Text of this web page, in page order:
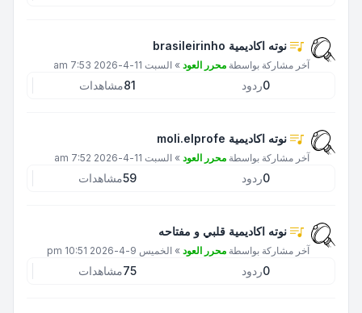
نوته اكاديمية brasileirinho
آخر مشاركة بواسطة محرر العود » السبت 11-4-2026 7:53 am
0ردود 81مشاهدات
نوته اكاديمية moli.elprofe
آخر مشاركة بواسطة محرر العود » السبت 11-4-2026 7:52 am
0ردود 59مشاهدات
نوته اكاديمية قلبي و مفتاحه
آخر مشاركة بواسطة محرر العود » الخميس 9-4-2026 10:51 pm
0ردود 75مشاهدات